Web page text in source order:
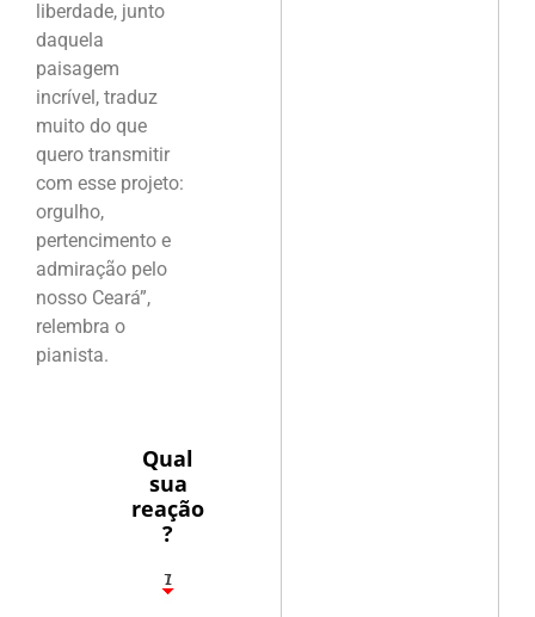
liberdade, junto
daquela
paisagem
incrível, traduz
muito do que
quero transmitir
com esse projeto:
orgulho,
pertencimento e
admiração pelo
nosso Ceará”,
relembra o
pianista.
Qual
sua
reação
?
1
7